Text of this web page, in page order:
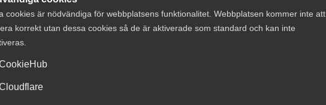
cookies är nödvändiga för webbplatsens funktionalitet. Webbplatsen kommer inte att
korrekt utan dessa cookies så de är aktiverade som standard och kan inte
Det går dock att göra en notering i personalakten
upp.
i enlighet med det förfarande som var aktuellt i målet.
integritetsmässiga avvägningar kring när det är rimligt att
utformas. Den frågan var inte uppe till prövning i det här